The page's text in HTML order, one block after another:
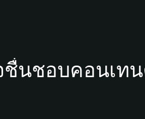
นชอบคอนเทน